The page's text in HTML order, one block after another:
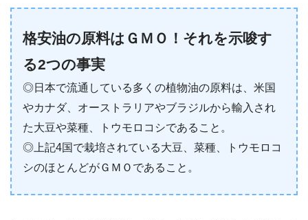
格安油の原料はＧＭＯ！それを示唆す
る2つの事実
◎日本で流通している多くの植物油の原料は、米国
やカナダ、オーストラリアやブラジルから輸入され
た大豆や菜種、トウモロコシであること。
◎上記4国で栽培されている大豆、菜種、トウモロコ
シのほとんどがＧＭＯであること。